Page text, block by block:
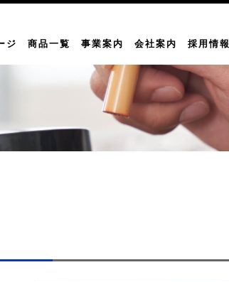
ジ
商品一覧 事業案内 会社案内 採用情報